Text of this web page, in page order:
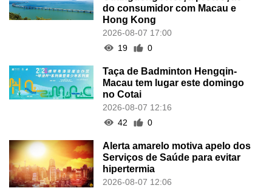
do consumidor com Macau e
Hong Kong
2026-08-07 17:00
19
0
Taça de Badminton Hengqin-
Macau tem lugar este domingo
no Cotai
2026-08-07 12:16
42
0
Alerta amarelo motiva apelo dos
Serviços de Saúde para evitar
hipertermia
2026-08-07 12:06